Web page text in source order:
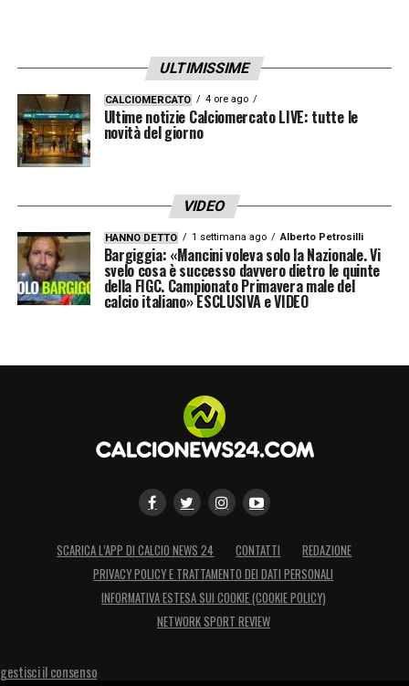
ULTIMISSIME
CALCIOMERCATO 4 ore ago
Ultime notizie Calciomercato LIVE: tutte le
novità del giorno
VIDEO
HANNO DETTO 1 settimana ago Alberto Petrosilli
Bargiggia: «Mancini voleva solo la Nazionale. Vi
svelo cosa è successo davvero dietro le quinte
della FIGC. Campionato Primavera male del
calcio italiano» ESCLUSIVA e VIDEO
SCARICA L’APP DI CALCIO NEWS 24 CONTATTI
REDAZIONE
PRIVACY POLICY E TRATTAMENTO DEI DATI PERSONALI
INFORMATIVA ESTESA SUI COOKIE (COOKIE POLICY)
NETWORK SPORT REVIEW
gestisci il consenso